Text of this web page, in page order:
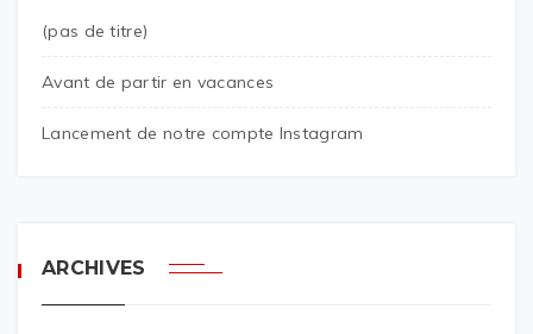
(pas de titre)
Avant de partir en vacances
Lancement de notre compte Instagram
ARCHIVES